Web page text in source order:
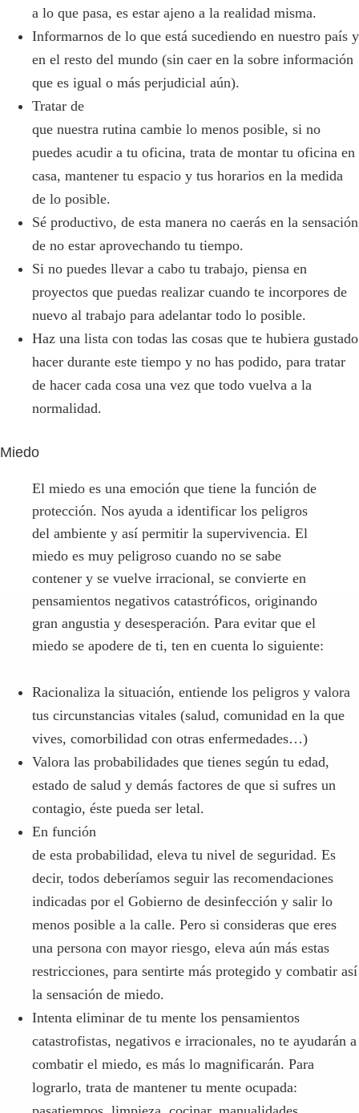
a lo que pasa, es estar ajeno a la realidad misma.
Informarnos de lo que está sucediendo en nuestro país y
en el resto del mundo (sin caer en la sobre información
que es igual o más perjudicial aún).
Tratar de
que nuestra rutina cambie lo menos posible, si no
puedes acudir a tu oficina, trata de montar tu oficina en
casa, mantener tu espacio y tus horarios en la medida
de lo posible.
Sé productivo, de esta manera no caerás en la sensación
de no estar aprovechando tu tiempo.
Si no puedes llevar a cabo tu trabajo, piensa en
proyectos que puedas realizar cuando te incorpores de
nuevo al trabajo para adelantar todo lo posible.
Haz una lista con todas las cosas que te hubiera gustado
hacer durante este tiempo y no has podido, para tratar
de hacer cada cosa una vez que todo vuelva a la
normalidad.
Miedo
El miedo es una emoción que tiene la función de
protección. Nos ayuda a identificar los peligros
del ambiente y así permitir la supervivencia. El
miedo es muy peligroso cuando no se sabe
contener y se vuelve irracional, se convierte en
pensamientos negativos catastróficos, originando
gran angustia y desesperación. Para evitar que el
miedo se apodere de ti, ten en cuenta lo siguiente:
Racionaliza la situación, entiende los peligros y valora
tus circunstancias vitales (salud, comunidad en la que
vives, comorbilidad con otras enfermedades…)
Valora las probabilidades que tienes según tu edad,
estado de salud y demás factores de que si sufres un
contagio, éste pueda ser letal.
En función
de esta probabilidad, eleva tu nivel de seguridad. Es
decir, todos deberíamos seguir las recomendaciones
indicadas por el Gobierno de desinfección y salir lo
menos posible a la calle. Pero si consideras que eres
una persona con mayor riesgo, eleva aún más estas
restricciones, para sentirte más protegido y combatir así
la sensación de miedo.
Intenta eliminar de tu mente los pensamientos
catastrofistas, negativos e irracionales, no te ayudarán a
combatir el miedo, es más lo magnificarán. Para
lograrlo, trata de mantener tu mente ocupada: